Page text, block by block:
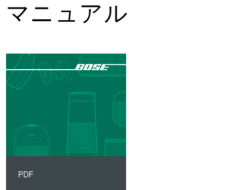
マニュアル
PDF